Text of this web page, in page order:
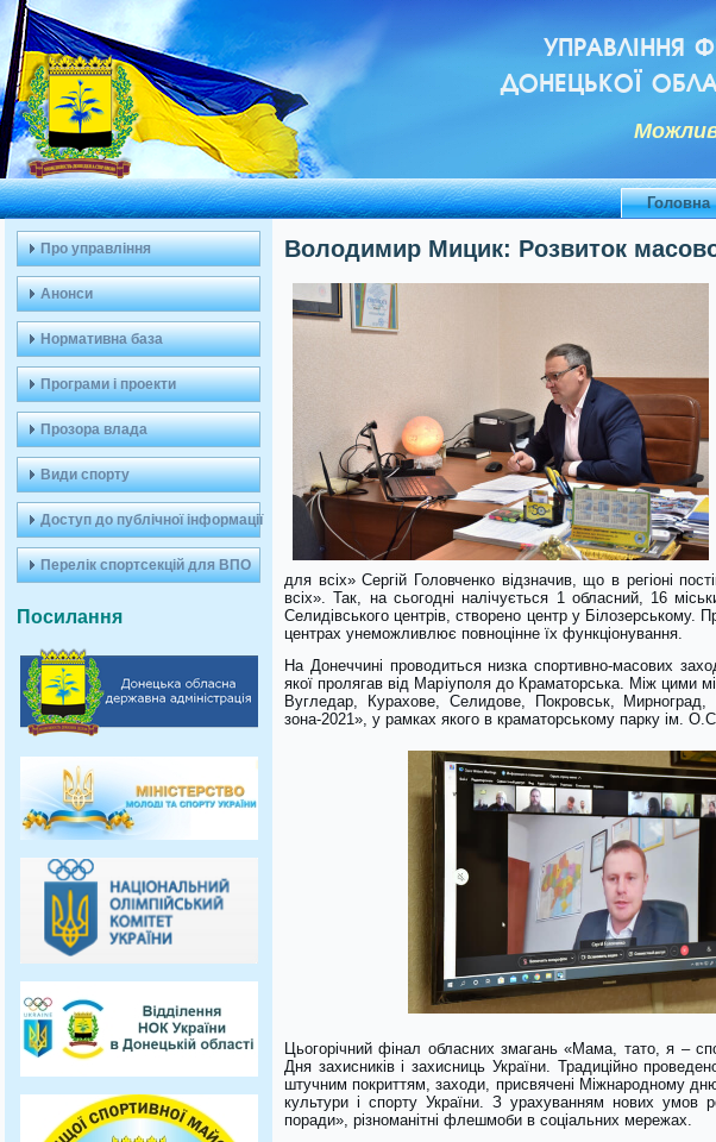
УПРАВЛІННЯ
ДОНЕЦЬКОЇ
Головна
Про управління
Анонси
Нормативна база
Програми і проекти
Прозора влада
Види спорту
Доступ до публічної інформації
Перелік спортсекцій для ВПО
Посилання
Володимир Мицик: Розвиток
для всіх» Сергій Головченко відзначив, що в регіоні
всіх». Так, на сьогодні налічується 1 обласний, 16
Селидівського центрів, створено центр у Білозерському.
центрах унеможливлює повноцінне їх функціонування.
На Донеччині проводиться низка спортивно-масових
якої пролягав від Маріуполя до Краматорська. Між цими
Вугледар, Курахове, Селидове, Покровськ,
зона-2021», у рамках якого в краматорському парку ім.
Цьогорічний фінал обласних змагань «Мама, тато, я –
Дня захисників і захисниць України. Традиційно
штучним покриттям, заходи, присвячені Міжнародному
культури і спорту України. З урахуванням нових умов
поради», різноманітні флешмоби в соціальних мережах.